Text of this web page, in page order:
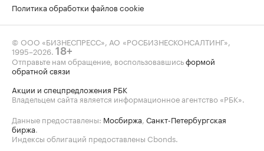
Политика обработки файлов cookie
© ООО «БИЗНЕСПРЕСС», АО «РОСБИЗНЕСКОНСАЛТИНГ»,
1995–2026 18+
Отправьте нам обращение, воспользовавшисьформой
обратной связи
Акции и спецпредложения РБК
Владельцем сайта является информационное агентство «РБК».
Данные предоставлены: Мосбиржа Санкт-Петербургская
биржа
Индексы облигаций предоставлены Cbonds.